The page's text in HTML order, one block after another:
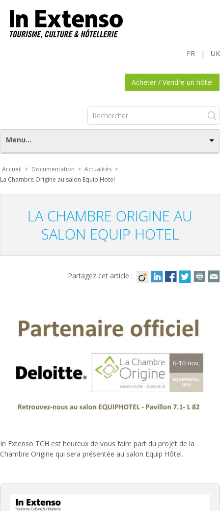
UK
|
FR
Acheter / Vendre un hôtel
Rechercher :
Menu...
Accueil > Documentation > Actualités >
La Chambre Origine au salon Equip Hotel
LA CHAMBRE ORIGINE AU
SALON EQUIP HOTEL
Partagez cet article :
In Extenso TCH est heureux de vous faire part du projet de la
Chambre Origine qui sera présentée au salon Equip Hôtel.